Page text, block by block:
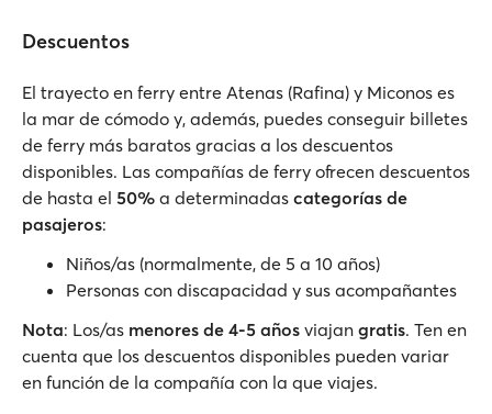
Descuentos
El trayecto en ferry entre Atenas (Rafina) y Miconos es
la mar de cómodo y, además, puedes conseguir billetes
de ferry más baratos gracias a los descuentos
disponibles. Las compañías de ferry ofrecen descuentos
de hasta el 50% a determinadas categorías de
pasajeros:
Niños/as (normalmente, de 5 a 10 años)
Personas con discapacidad y sus acompañantes
Nota: Los/as menores de 4-5 años viajan gratis. Ten en
cuenta que los descuentos disponibles pueden variar
en función de la compañía con la que viajes.